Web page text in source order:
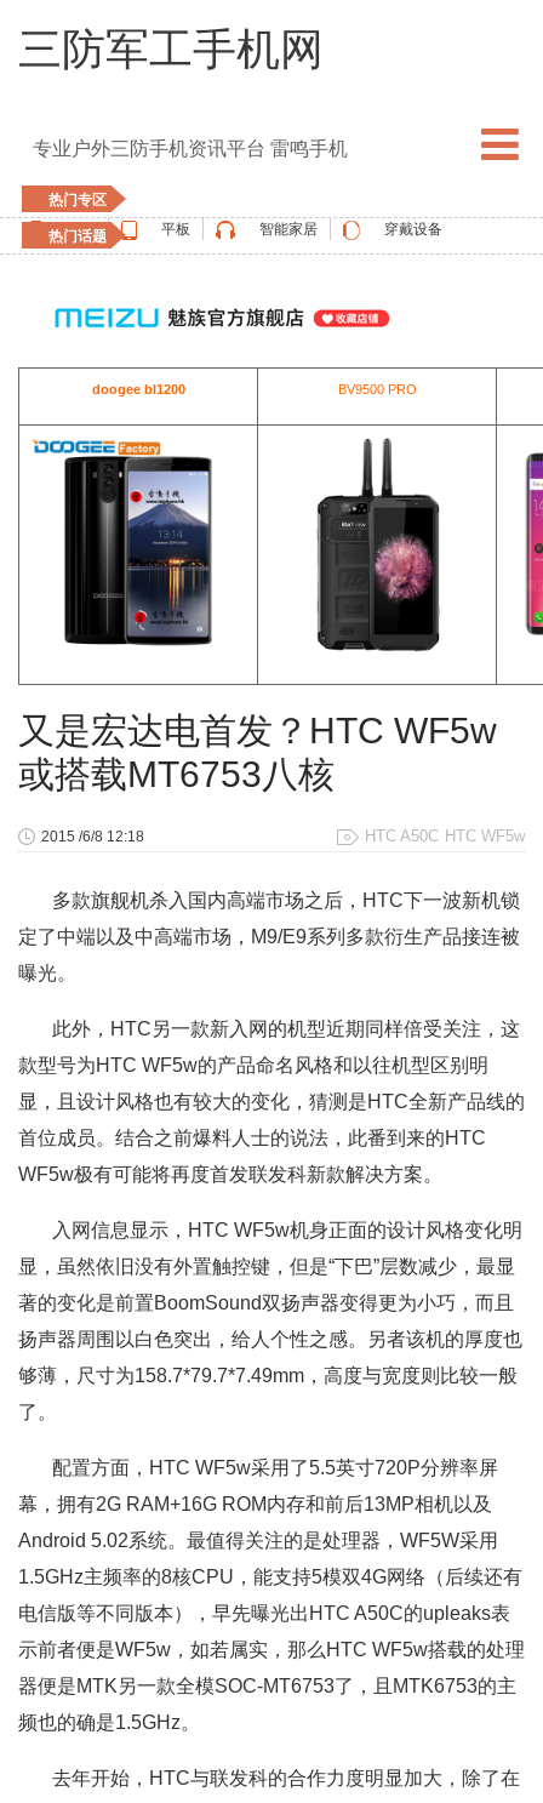
三防军工手机网
专业户外三防手机资讯平台 雷鸣手机
热门专区
手机
平板 智能家居 穿戴设备
热门话题
vernee
doogee bl1200 BV9500 PRO
又是宏达电首发？HTC WF5w
或搭载MT6753八核
HTC A50C HTC WF5w
2015 /6/8 12:18
多款旗舰机杀入国内高端市场之后，HTC下一波新机锁
定了中端以及中高端市场，M9/E9系列多款衍生产品接连被
曝光。
此外，HTC另一款新入网的机型近期同样倍受关注，这
款型号为HTC WF5w的产品命名风格和以往机型区别明
显，且设计风格也有较大的变化，猜测是HTC全新产品线的
首位成员。结合之前爆料人士的说法，此番到来的HTC
WF5w极有可能将再度首发联发科新款解决方案。
入网信息显示，HTC WF5w机身正面的设计风格变化明
显，虽然依旧没有外置触控键，但是“下巴”层数减少，最显
著的变化是前置BoomSound双扬声器变得更为小巧，而且
扬声器周围以白色突出，给人个性之感。另者该机的厚度也
够薄，尺寸为158.7*79.7*7.49mm，高度与宽度则比较一般
了。
配置方面，HTC WF5w采用了5.5英寸720P分辨率屏
幕，拥有2G RAM+16G ROM内存和前后13MP相机以及
Android 5.02系统。最值得关注的是处理器，WF5W采用
1.5GHz主频率的8核CPU，能支持5模双4G网络（后续还有
电信版等不同版本），早先曝光出HTC A50C的upleaks表
示前者便是WF5w，如若属实，那么HTC WF5w搭载的处理
器便是MTK另一款全模SOC-MT6753了，且MTK6753的主
频也的确是1.5GHz。
去年开始，HTC与联发科的合作力度明显加大，除了在